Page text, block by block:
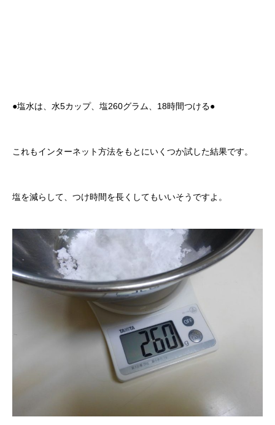
●塩水は、水5カップ、塩260グラム、18時間つける●
これもインターネット方法をもとにいくつか試した結果です。
塩を減らして、つけ時間を長くしてもいいそうですよ。